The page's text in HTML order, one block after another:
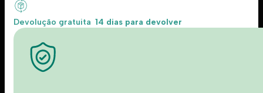
Devolução gratuita 14 dias para devolver